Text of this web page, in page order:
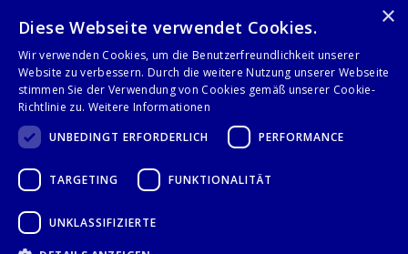
AGB
KONTAKT
Stalgast GmbH
28359 Bremen
+49 421 408844-0
×
Diese Webseite verwendet Cookies.
Wir verwenden Cookies, um die Benutzerfreundlichkeit unserer
Website zu verbessern. Durch die weitere Nutzung unserer Webseite
stimmen Sie der Verwendung von Cookies gemäß unserer Cookie-
Richtlinie zu. Weitere Informationen
UNBEDINGT ERFORDERLICH
PERFORMANCE
TARGETING FUNKTIONALITÄT
UNKLASSIFIZIERTE